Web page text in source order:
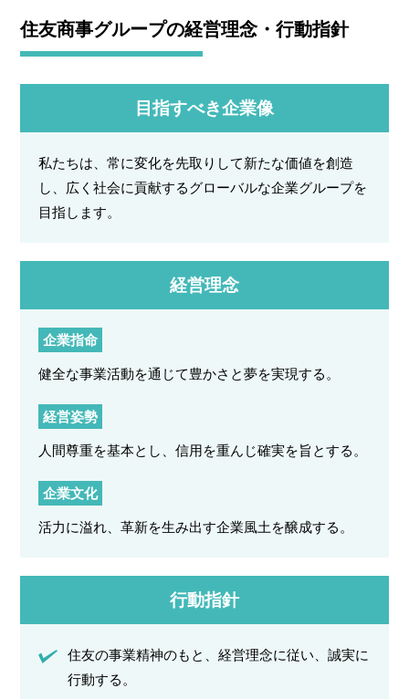
住友商事グループの経営理念・行動指針
目指すべき企業像
私たちは、常に変化を先取りして新たな価値を創造
し、広く社会に貢献するグローバルな企業グループを
目指します。
経営理念
企業指命
健全な事業活動を通じて豊かさと夢を実現する。
経営姿勢
人間尊重を基本とし、信用を重んじ確実を旨とする。
企業文化
活力に溢れ、革新を生み出す企業風土を醸成する。
行動指針
住友の事業精神のもと、経営理念に従い、誠実に
行動する。